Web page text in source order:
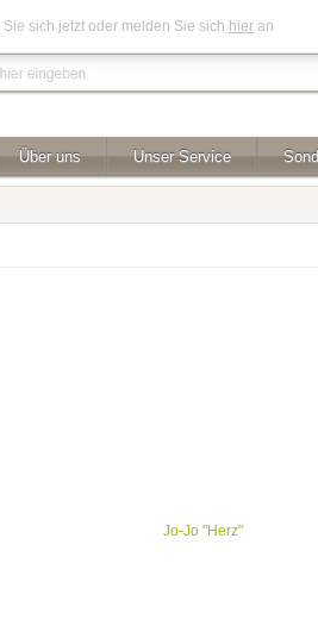
Sie sich jetzt oder melden Sie sich hier an
Über uns Unser Service